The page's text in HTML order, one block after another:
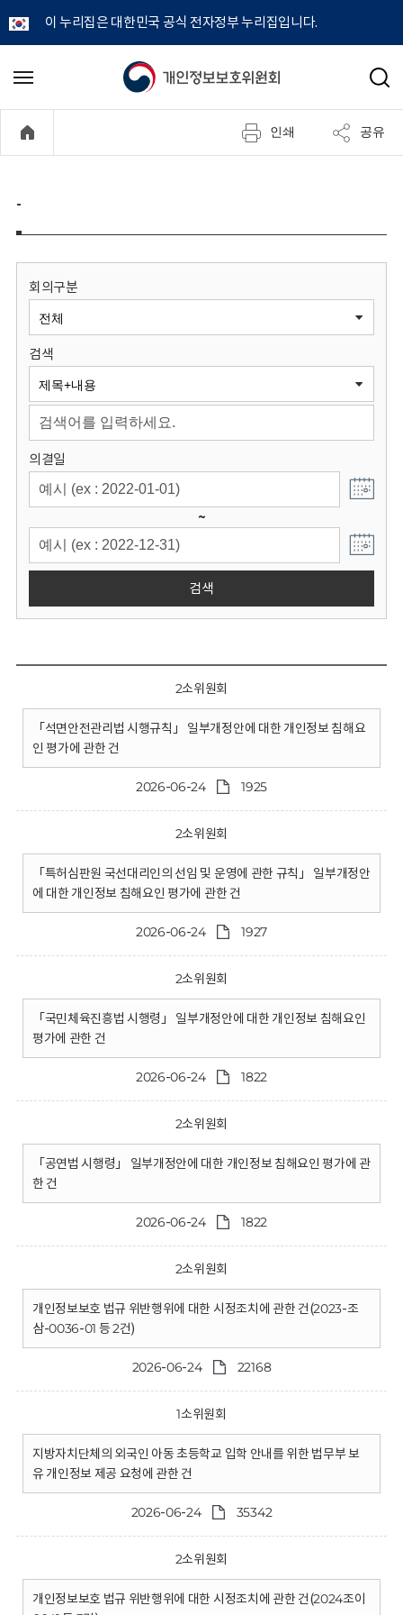
이 누리집은 대한민국 공식 전자정부 누리집입니다.
개
정
보
원
회
메
기
검
인쇄 공유
-
회의구분
검색
의결일
~
검색
2소위원회
「석면안전관리법 시행규칙」 일부개정안에 대한 개인정보 침해요
인 평가에 관한 건
2026-06-24 1925
2소위원회
「특허심판원 국선대리인의 선임 및 운영에 관한 규칙」 일부개정안
에 대한 개인정보 침해요인 평가에 관한 건
2026-06-24 1927
2소위원회
「국민체육진흥법 시행령」 일부개정안에 대한 개인정보 침해요인
평가에 관한 건
2026-06-24 1822
2소위원회
「공연법 시행령」 일부개정안에 대한 개인정보 침해요인 평가에 관
한 건
2026-06-24 1822
2소위원회
개인정보보호 법규 위반행위에 대한 시정조치에 관한 건(2023-조
삼-0036-01 등 2건)
2026-06-24 22168
1소위원회
지방자치단체의 외국인 아동 초등학교 입학 안내를 위한 법무부 보
유 개인정보 제공 요청에 관한 건
2026-06-24 35342
2소위원회
개인정보보호 법규 위반행위에 대한 시정조치에 관한 건(2024조이